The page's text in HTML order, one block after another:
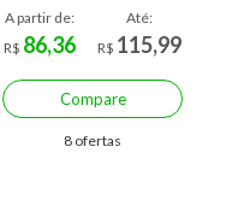
A partir de:
R$ 86,36
Até:
R$ 115,99
Compare
8 ofertas